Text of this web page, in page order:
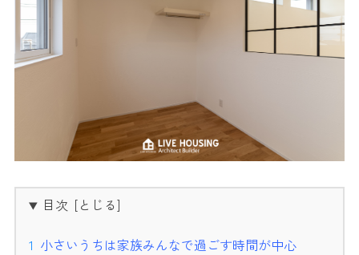
目次
小さいうちは家族みんなで過ごす時間が中心